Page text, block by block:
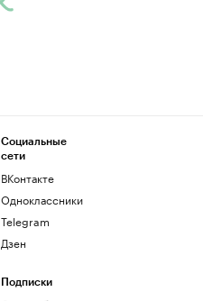
Социальные
сети
ВКонтакте
Одноклассники
Telegram
Дзен
Подписки